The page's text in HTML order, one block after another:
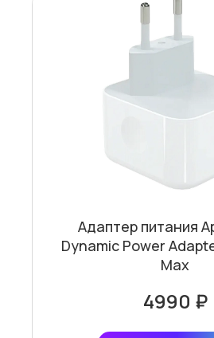
Адаптер питания
Dynamic Power
Max
4990 ₽